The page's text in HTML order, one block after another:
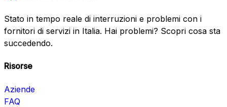
Stato in tempo reale di interruzioni e problemi con i
fornitori di servizi in Italia. Hai problemi? Scopri cosa sta
succedendo.
Risorse
Aziende
FAQ